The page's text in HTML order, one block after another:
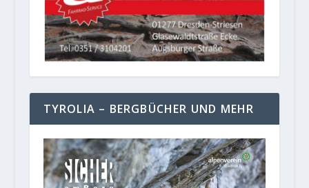
TYROLIA – BERGBÜCHER UND MEHR